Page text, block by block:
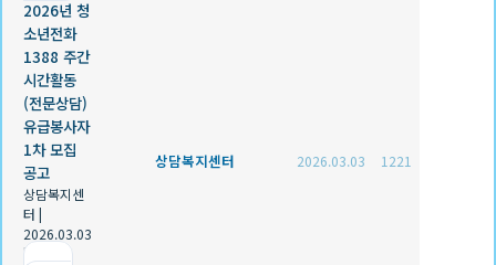
2026년 청
소년전화
1388 주간
시간활동
(전문상담)
유급봉사자
1차 모집
공고
상담복지센
터 |
2026.03.03
|
상담복지센터 2026.03.03 1221